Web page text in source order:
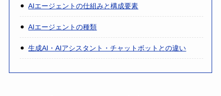
AIエージェントの仕組みと構成要素
AIエージェントの種類
生成AI・AIアシスタント・チャットボットとの違い